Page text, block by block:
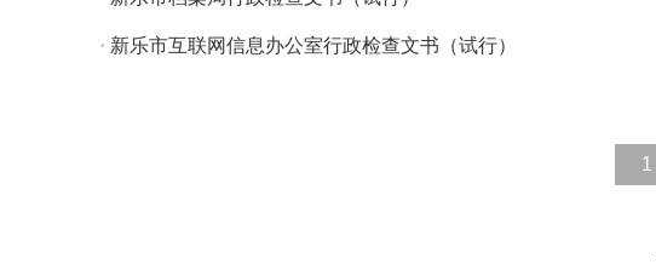
· 新乐市互联网信息办公室行政检查文书（试行）
1